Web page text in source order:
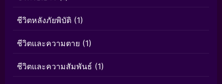
ชีวิตหลังภัยพิบัติ (1)
ชีวิตและความตาย (1)
ชีวิตและความสัมพันธ์ (1)